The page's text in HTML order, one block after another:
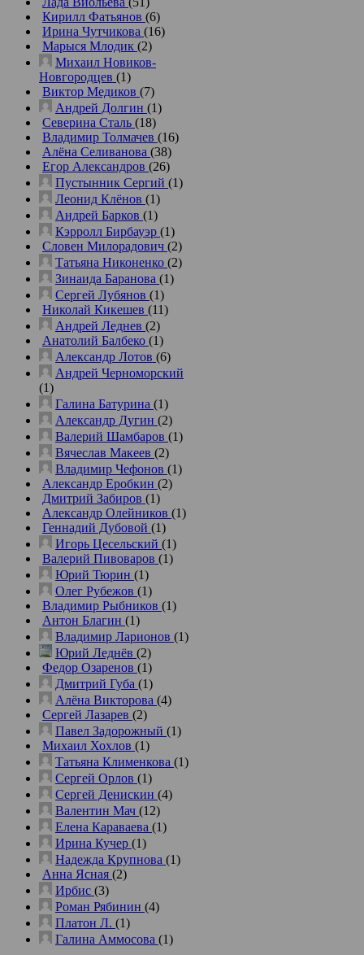
Кирилл Фатьянов (6)
Ирина Чутчикова (16)
Марыся Млодик (2)
Михаил Новиков-
Новгородцев (1)
Виктор Медиков (7)
Андрей Долгин (1)
Северина Сталь (18)
Владимир Толмачев (16)
Алёна Селиванова (38)
Егор Александров (26)
Пустынник Сергий (1)
Леонид Клёнов (1)
Андрей Барков (1)
Кэрролл Бирбауэр (1)
Словен Милорадович (2)
Татьяна Никоненко (2)
Зинаида Баранова (1)
Сергей Лубянов (1)
Николай Кикешев (11)
Андрей Леднев (2)
Анатолий Балбеко (1)
Александр Лотов (6)
Андрей Черноморский
(1)
Галина Батурина (1)
Александр Дугин (2)
Валерий Шамбаров (1)
Вячеслав Макеев (2)
Владимир Чефонов (1)
Александр Еробкин (2)
Дмитрий Забиров (1)
Александр Олейников (1)
Геннадий Дубовой (1)
Игорь Цесельский (1)
Валерий Пивоваров (1)
Юрий Тюрин (1)
Олег Рубежов (1)
Владимир Рыбников (1)
Антон Благин (1)
Владимир Ларионов (1)
Юрий Леднёв (2)
Федор Озаренов (1)
Дмитрий Губа (1)
Алёна Викторова (4)
Сергей Лазарев (2)
Павел Задорожный (1)
Михаил Хохлов (1)
Татьяна Клименкова (1)
Сергей Орлов (1)
Сергей Денискин (4)
Валентин Мач (12)
Елена Караваева (1)
Ирина Кучер (1)
Надежда Крупнова (1)
Анна Ясная (2)
Ирбис (3)
Роман Рябинин (4)
Платон Л. (1)
Галина Аммосова (1)